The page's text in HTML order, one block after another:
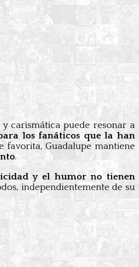
carismática puede resonar a
los fanáticos que la han
favorita, Guadalupe mantiene
.
y el humor no tienen
independientemente de su